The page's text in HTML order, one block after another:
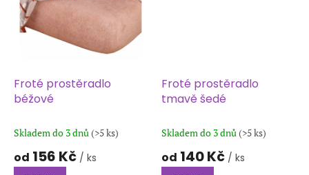
Froté prostěradlo
béžové
Skladem do 3 dnů(>5 ks)
od 156 Kč / ks
Froté prostěradlo
tmavě šedé
Skladem do 3 dnů(>5 ks)
od 140 Kč / ks